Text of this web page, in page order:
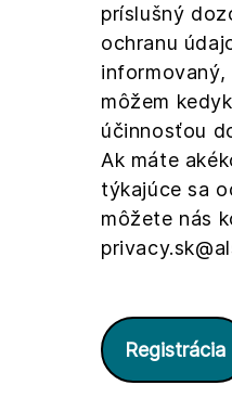
príslušný
ochranu
informovaný,
môžem
účinnosťou
Ak máte
týkajúce sa
môžete nás
Registrácia